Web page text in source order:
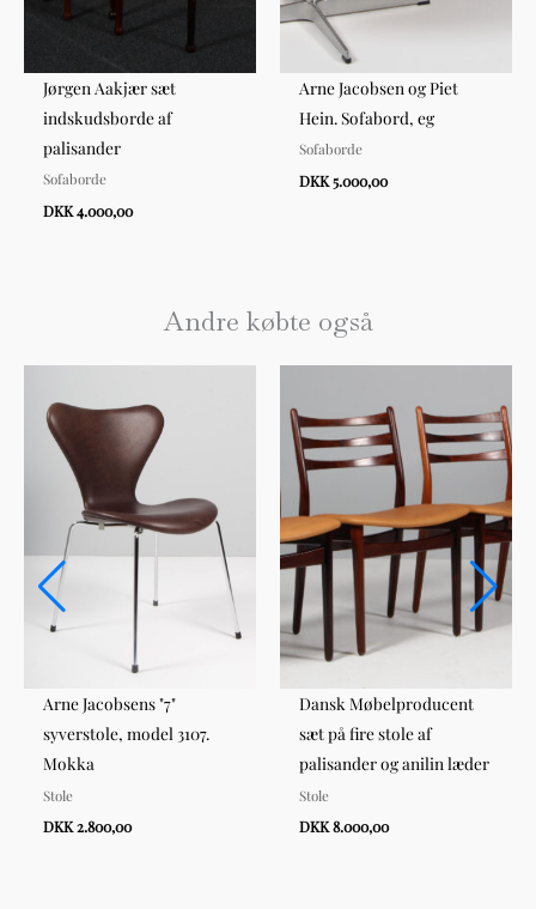
Jørgen Aakjær sæt
indskudsborde af
palisander
Sofaborde
DKK 4.000,00
Arne Jacobsen og Piet
Hein. Sofabord, eg
Sofaborde
DKK 5.000,00
Andre købte også
Arne Jacobsens "7"
syverstole, model 3107.
Mokka
Stole
DKK 2.800,00
Dansk Møbelproducent
sæt på fire stole af
palisander og anilin læder
Stole
DKK 8.000,00